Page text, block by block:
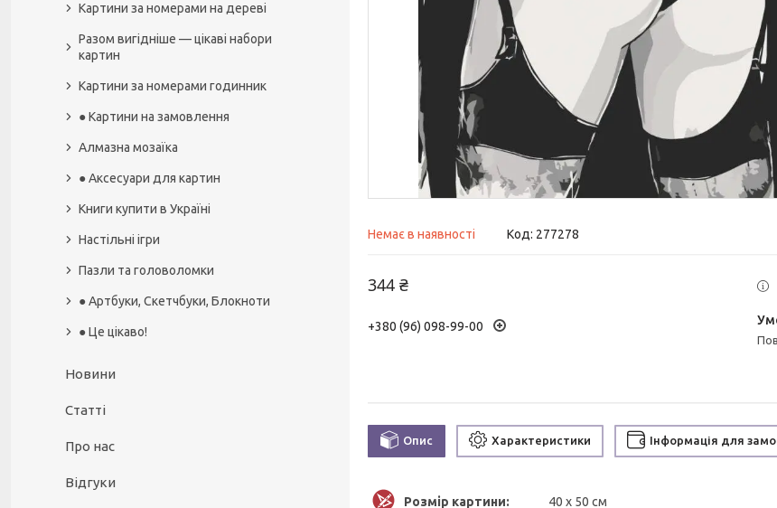
Немає в наявності Код: 277278
344 ₴
+380 (96) 098-99-00
Опис Характеристики Інформація для
Розмір картини: 40 х 50 см
Картини за номерами на дереві
Разом вигідніше — цікаві набори
картин
Картини за номерами годинник
● Картини на замовлення
Алмазна мозаїка
● Аксесуари для картин
Книги купити в Україні
Настільні ігри
Пазли та головоломки
● Артбуки, Скетчбуки, Блокноти
● Це цікаво!
Новини
Статті
Про нас
Відгуки